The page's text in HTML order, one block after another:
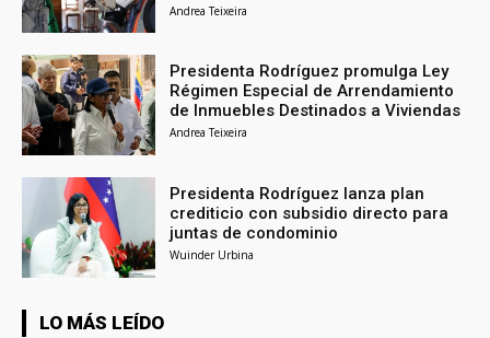
Andrea Teixeira
Presidenta Rodríguez promulga Ley
Régimen Especial de Arrendamiento
de Inmuebles Destinados a Viviendas
Andrea Teixeira
Presidenta Rodríguez lanza plan
crediticio con subsidio directo para
juntas de condominio
Wuinder Urbina
LO MÁS LEÍDO